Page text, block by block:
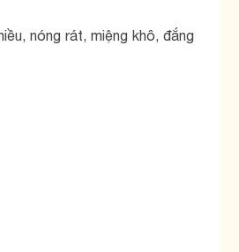
nóng rát, miệng khô, đắng